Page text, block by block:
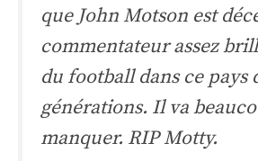
que John Motson est
commentateur assez
du football dans ce pays
générations. Il va
manquer. RIP Motty.